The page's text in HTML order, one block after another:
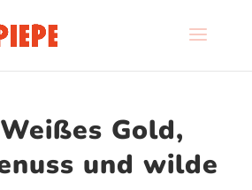
Gold,
und wilde